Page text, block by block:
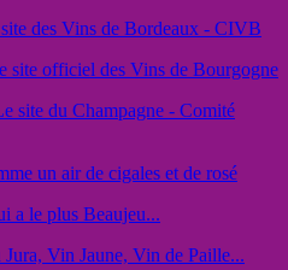
des Vins de Bordeaux - CIVB
site officiel des Vins de Bourgogne
site du Champagne - Comité
un air de cigales et de rosé
a le plus Beaujeu...
Jura, Vin Jaune, Vin de Paille...